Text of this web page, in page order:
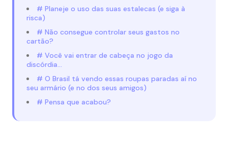
# Planeje o uso das suas estalecas (e siga à
risca)
# Não consegue controlar seus gastos no
cartão?
# Você vai entrar de cabeça no jogo da
discórdia…
# O Brasil tá vendo essas roupas paradas aí no
seu armário (e no dos seus amigos)
# Pensa que acabou?